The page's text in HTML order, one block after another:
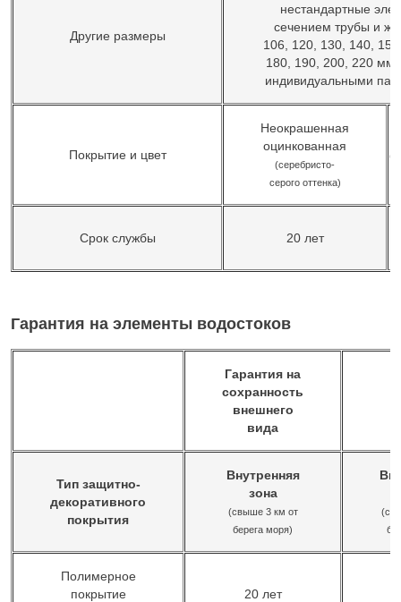
Другие размеры
нестандартные
сечением трубы и
106, 120, 130, 140,
180, 190, 200, 220 мм
индивидуальными
Покрытие и цвет
Неокрашенная
оцинкованная
(серебристо-
серого оттенка)
Срок службы 20 лет
Гарантия на элементы водостоков
Гарантия на
сохранность
внешнего
вида
Тип защитно-
декоративного
покрытия
Внутренняя
зона
(свыше 3 км от
берега моря)
Полимерное
покрытие
20 лет